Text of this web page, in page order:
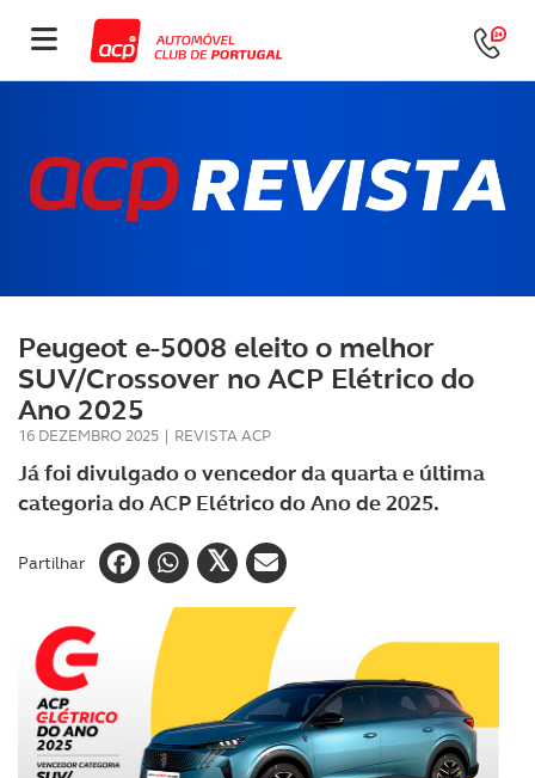
Peugeot e-5008 eleito o melhor
SUV/Crossover no ACP Elétrico do
Ano 2025
16 DEZEMBRO 2025 | REVISTA ACP
Já foi divulgado o vencedor da quarta e última
categoria do ACP Elétrico do Ano de 2025.
Partilhar